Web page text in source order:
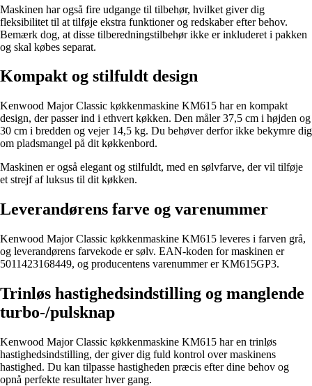
Maskinen har også fire udgange til tilbehør, hvilket giver dig
fleksibilitet til at tilføje ekstra funktioner og redskaber efter behov.
Bemærk dog, at disse tilberedningstilbehør ikke er inkluderet i pakken
og skal købes separat.
Kompakt og stilfuldt design
Kenwood Major Classic køkkenmaskine KM615 har en kompakt
design, der passer ind i ethvert køkken. Den måler 37,5 cm i højden og
30 cm i bredden og vejer 14,5 kg. Du behøver derfor ikke bekymre dig
om pladsmangel på dit køkkenbord.
Maskinen er også elegant og stilfuldt, med en sølvfarve, der vil tilføje
et strejf af luksus til dit køkken.
Leverandørens farve og varenummer
Kenwood Major Classic køkkenmaskine KM615 leveres i farven grå,
og leverandørens farvekode er sølv. EAN-koden for maskinen er
5011423168449, og producentens varenummer er KM615GP3.
Trinløs hastighedsindstilling og manglende
turbo-/pulsknap
Kenwood Major Classic køkkenmaskine KM615 har en trinløs
hastighedsindstilling, der giver dig fuld kontrol over maskinens
hastighed. Du kan tilpasse hastigheden præcis efter dine behov og
opnå perfekte resultater hver gang.